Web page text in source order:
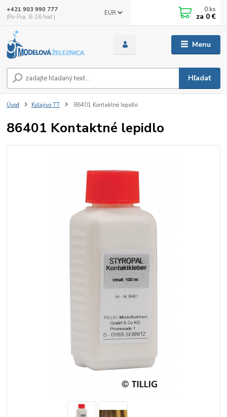
Menu
EUR
Hľadať
+421 903 990 777
(Po-Pia, 8-16 hod.)
0 ks
za 0 €
Úvod Koľajivo TT 86401 Kontaktné lepidlo
86401 Kontaktné lepidlo